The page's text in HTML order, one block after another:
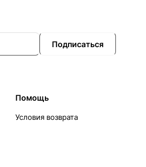
Подписаться
Помощь
Условия возврата